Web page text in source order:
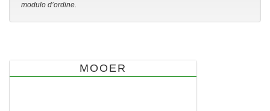
modulo d’ordine.
MOOER